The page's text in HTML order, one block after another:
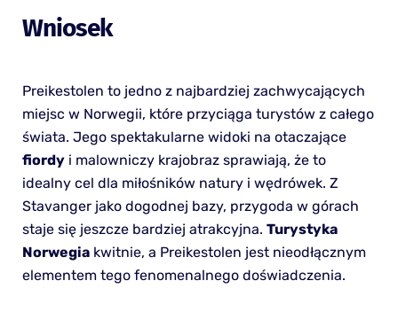
Wniosek
Preikestolen to jedno z najbardziej zachwycających
miejsc w Norwegii, które przyciąga turystów z całego
świata. Jego spektakularne widoki na otaczające
fiordyi malowniczy krajobraz sprawiają, że to
idealny cel dla miłośników natury i wędrówek. Z
Stavanger jako dogodnej bazy, przygoda w górach
staje się jeszcze bardziej atrakcyjna. Turystyka
Norwegiakwitnie, a Preikestolen jest nieodłącznym
elementem tego fenomenalnego doświadczenia.